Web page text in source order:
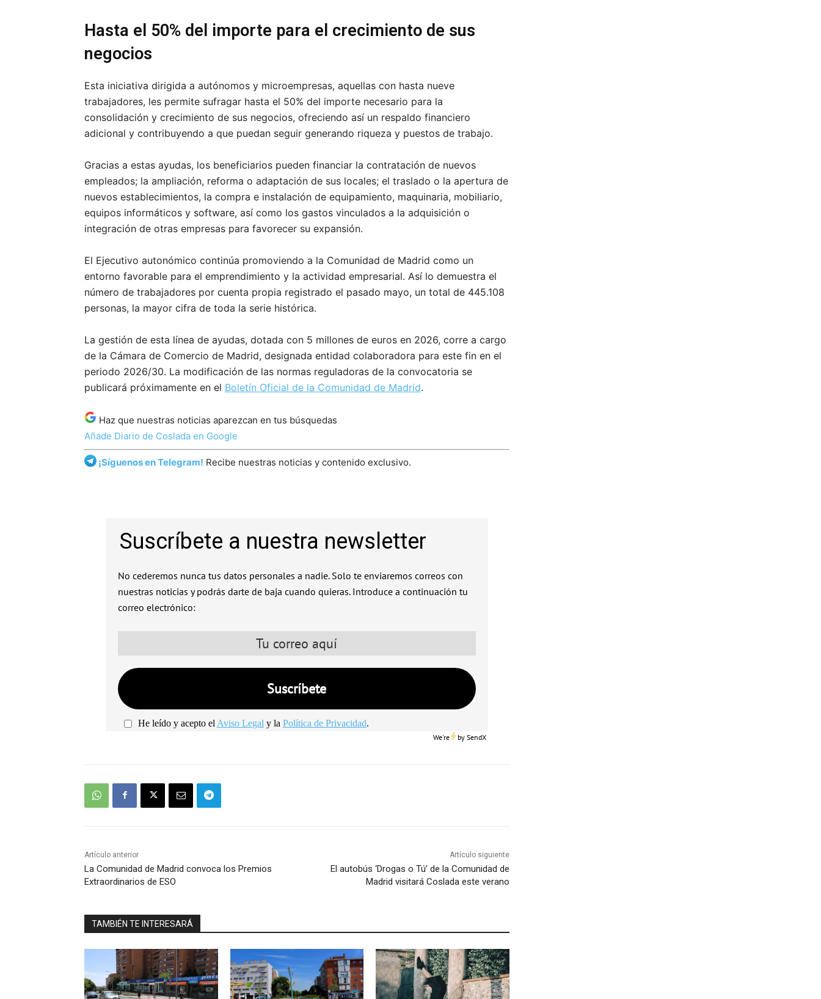
Hasta el 50% del importe para el crecimiento de sus
negocios
Esta iniciativa dirigida a autónomos y microempresas, aquellas con hasta nueve
trabajadores, les permite sufragar hasta el 50% del importe necesario para la
consolidación y crecimiento de sus negocios, ofreciendo así un respaldo financiero
adicional y contribuyendo a que puedan seguir generando riqueza y puestos de trabajo.
Gracias a estas ayudas, los beneficiarios pueden financiar la contratación de nuevos
empleados; la ampliación, reforma o adaptación de sus locales; el traslado o la apertura de
nuevos establecimientos, la compra e instalación de equipamiento, maquinaria, mobiliario,
equipos informáticos y software, así como los gastos vinculados a la adquisición o
integración de otras empresas para favorecer su expansión.
El Ejecutivo autonómico continúa promoviendo a la Comunidad de Madrid como un
entorno favorable para el emprendimiento y la actividad empresarial. Así lo demuestra el
número de trabajadores por cuenta propia registrado el pasado mayo, un total de 445.108
personas, la mayor cifra de toda la serie histórica.
La gestión de esta línea de ayudas, dotada con 5 millones de euros en 2026, corre a cargo
de la Cámara de Comercio de Madrid, designada entidad colaboradora para este fin en el
periodo 2026/30. La modificación de las normas reguladoras de la convocatoria se
publicará próximamente en el Boletín Oficial de la Comunidad de Madrid.
Haz que nuestras noticias aparezcan en tus búsquedas
Añade Diario de Coslada en Google
¡Síguenos en Telegram! Recibe nuestras noticias y contenido exclusivo.
Suscríbete a nuestra newsletter
No cederemos nunca tus datos personales a nadie. Solo te enviaremos correos con
nuestras noticias y podrás darte de baja cuando quieras. Introduce a continuación tu
correo electrónico:
He leído y acepto el Aviso Legal y la Política de Privacidad.
We're bySendX
Artículo anterior
La Comunidad de Madrid convoca los Premios
Extraordinarios de ESO
Artículo siguiente
El autobús ‘Drogas o Tú’ de la Comunidad de
Madrid visitará Coslada este verano
TAMBIÉN TE INTERESARÁ